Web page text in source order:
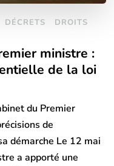
DÉCRETS
DROITS
ministre :
de la loi
du Premier
de
démarche Le 12 mai
a apporté une